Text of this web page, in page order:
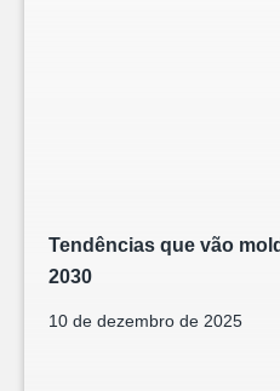
Tendências que vão
2030
10 de dezembro de 2025